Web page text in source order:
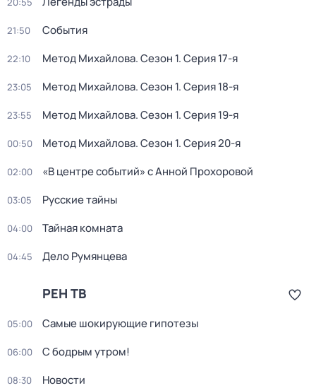
21:50 События
22:10 Метод Михайлова. Сезон 1. Серия 17-я
23:05 Метод Михайлова. Сезон 1. Серия 18-я
23:55 Метод Михайлова. Сезон 1. Серия 19-я
00:50 Метод Михайлова. Сезон 1. Серия 20-я
02:00 «В центре событий» с Анной Прохоровой
03:05 Русские тайны
04:00 Тайная комната
04:45 Дело Румянцева
РЕН ТВ
05:00 Самые шoкиpующие гипотезы
06:00 С бодрым утром!
08:30 Новости